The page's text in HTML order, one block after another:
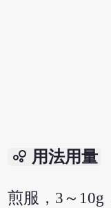
bubble_chart 用法用量
煎服，3～10g